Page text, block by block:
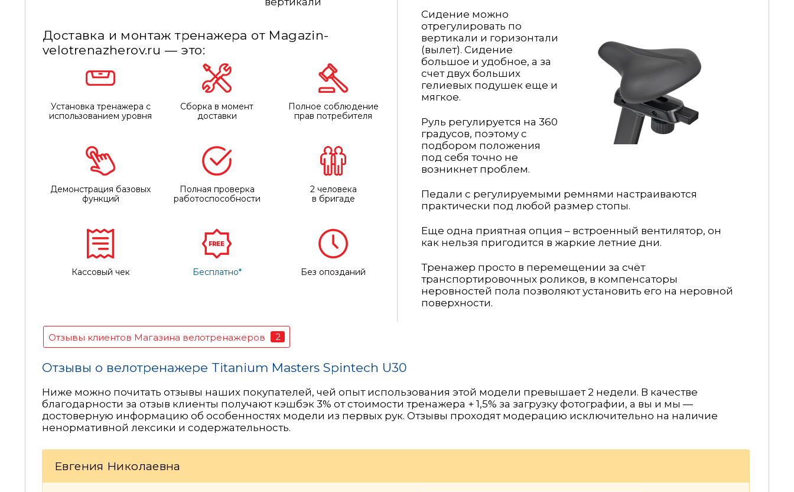
Доставка и монтаж тренажера от Magazin-
velotrenazherov.ru — это:
Установка тренажера с
использованием уровня
Сборка в момент
доставки
Полное соблюдение
прав потребителя
Демонстрация базовых
функций
Полная проверка
работоспособности
2 человека
в бригаде
Кассовый чек Бесплатно* Без опозданий
Сидение можно
отрегулировать по
вертикали и горизонтали
(вылет). Сидение
большое и удобное, а за
счет двух больших
гелиевых подушек еще и
мягкое.
Руль регулируется на 360
градусов, поэтому с
подбором положения
под себя точно не
возникнет проблем.
Педали с регулируемыми ремнями настраиваются
практически под любой размер стопы.
Еще одна приятная опция – встроенный вентилятор, он
как нельзя пригодится в жаркие летние дни.
Тренажер просто в перемещении за счёт
транспортировочных роликов, в компенсаторы
неровностей пола позволяют установить его на неровной
поверхности.
Отзывы клиентов Магазина велотренажеров 2
Отзывы о велотренажере Titanium Masters Spintech U30
Ниже можно почитать отзывы наших покупателей, чей опыт использования этой модели превышает 2 недели. В качестве
благодарности за отзыв клиенты получают кэшбэк 3% от стоимости тренажера + 1,5% за загрузку фотографии, а вы и мы —
достоверную информацию об особенностях модели из первых рук. Отзывы проходят модерацию исключительно на наличие
ненормативной лексики и содержательность.
Евгения Николаевна